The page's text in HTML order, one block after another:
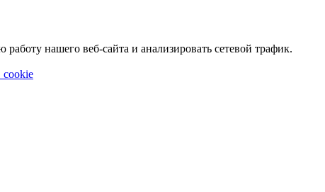
нашего веб-сайта и анализировать сетевой трафик.
cookie